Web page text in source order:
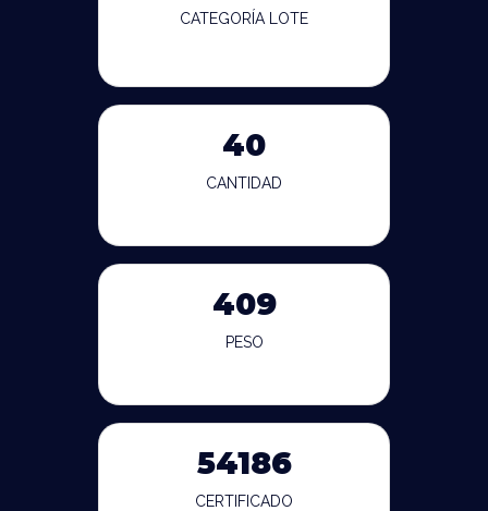
CATEGORÍA LOTE
40
CANTIDAD
409
PESO
54186
CERTIFICADO